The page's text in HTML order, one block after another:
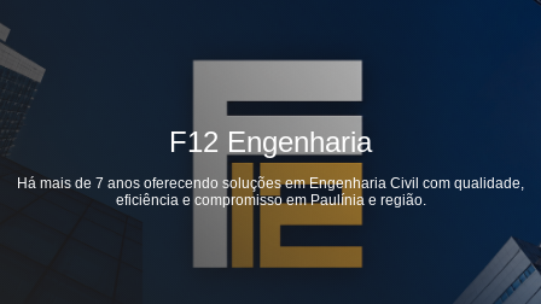
F12 Engenharia
Há mais de 7 anos oferecendo soluções em Engenharia Civil com qualidade,
eficiência e compromisso em Paulínia e região.